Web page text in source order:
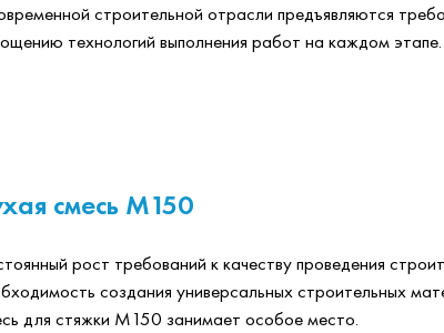
строительной отрасли предъявляются
технологий выполнения работ на каждом этапе.
смесь М150
рост требований к качеству проведения
создания универсальных строительных
для стяжки М150 занимает особое место.